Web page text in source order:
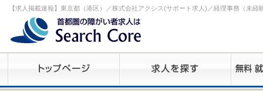
【求人掲載速報】東京都（港区）／株式会社アクシス(サポート求人)／経理事務（未